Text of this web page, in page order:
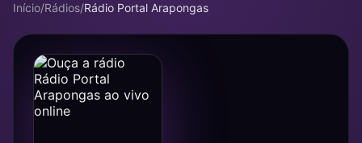
Início/Rádios/Rádio Portal Arapongas